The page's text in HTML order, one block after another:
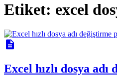
Etiket: excel
description
Excel hızlı dosya